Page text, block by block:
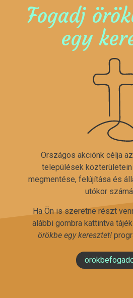
Fogadj
egy
Országos akciónk célja
települések
megmentése, felújítása és
utókor
Ha Ön is szeretne részt
alábbi gombra kattintva
örökbe egy keresztet!